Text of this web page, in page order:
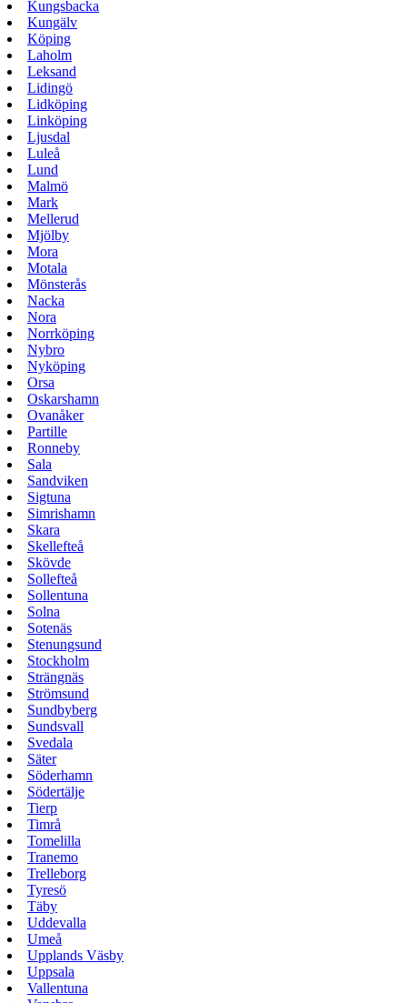
Kungsbacka
Kungälv
Köping
Laholm
Leksand
Lidingö
Lidköping
Linköping
Ljusdal
Luleå
Lund
Malmö
Mark
Mellerud
Mjölby
Mora
Motala
Mönsterås
Nacka
Nora
Norrköping
Nybro
Nyköping
Orsa
Oskarshamn
Ovanåker
Partille
Ronneby
Sala
Sandviken
Sigtuna
Simrishamn
Skara
Skellefteå
Skövde
Sollefteå
Sollentuna
Solna
Sotenäs
Stenungsund
Stockholm
Strängnäs
Strömsund
Sundbyberg
Sundsvall
Svedala
Säter
Söderhamn
Södertälje
Tierp
Timrå
Tomelilla
Tranemo
Trelleborg
Tyresö
Täby
Uddevalla
Umeå
Upplands Väsby
Uppsala
Vallentuna